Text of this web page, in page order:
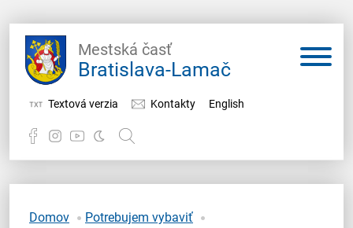
Mestská časť
Bratislava-Lamač
Textová verzia Kontakty English
Samospráva
Domov
Potrebujem vybaviť